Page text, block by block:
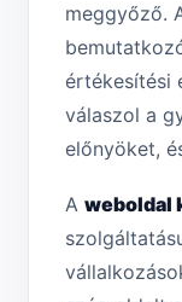
meggyőző.
értékesítési
válaszol a
előnyöket,
A weboldal